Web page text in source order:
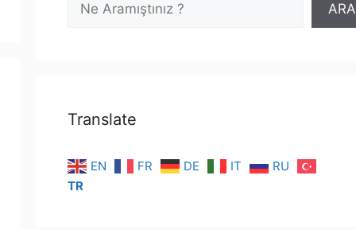
ARA
Translate
EN FR DE IT
RU
TR